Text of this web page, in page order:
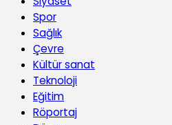
Spor
Sağlık
Çevre
Kültür sanat
Teknoloji
Eğitim
Röportaj